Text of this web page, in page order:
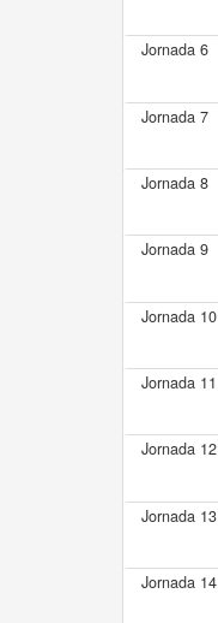
Jornada 6
Jornada 7
Jornada 8
Jornada 9
Jornada 10
Jornada 11
Jornada 12
Jornada 13
Jornada 14